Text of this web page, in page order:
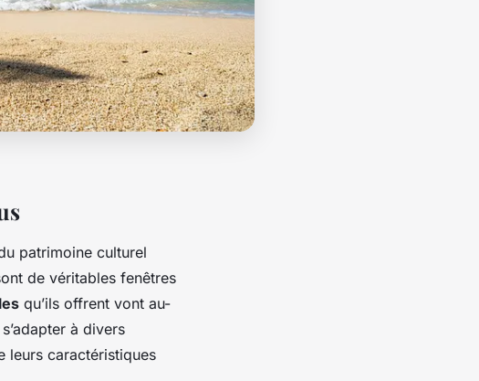
patrimoine culturel
de véritables fenêtres
qu’ils offrent vont au-
à divers
leurs caractéristiques